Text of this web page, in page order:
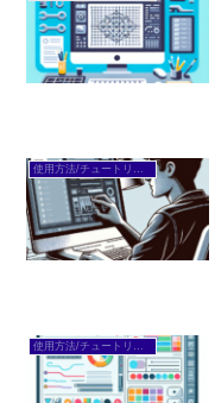
使用方法/チュートリアル
使用方法/チュートリアル